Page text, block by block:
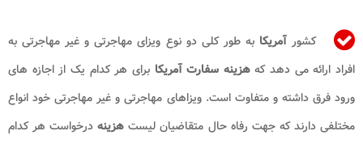
کشورآمریکابه طور کلی دو نوع ویزای مهاجرتی و غیر مهاجرتی به
افراد ارائه می دهد کههزینه سفارت آمریکابرای هر کدام یک از اجازه های
ورود فرق داشته و متفاوت است. ویزاهای مهاجرتی و غیر مهاجرتی خود انواع
مختلفی دارند که جهت رفاه حال متقاضیان لیست هزینه درخواست هر کدام